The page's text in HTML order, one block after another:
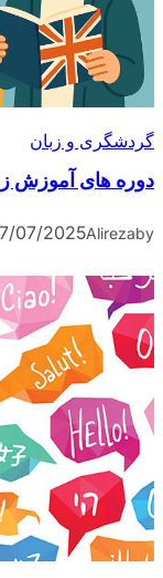
گردشگری و زبان
دوره های آموزش
by
Alireza
07/2025